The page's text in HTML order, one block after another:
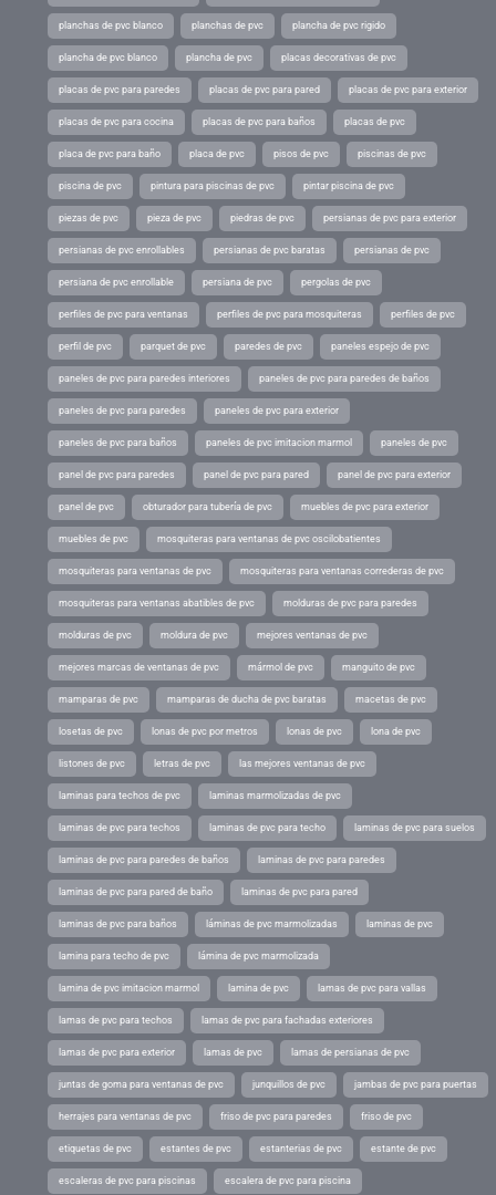
planchas de pvc blanco planchas de pvc plancha de pvc rigido
plancha de pvc blanco plancha de pvc placas decorativas de pvc
placas de pvc para paredes placas de pvc para pared placas de pvc para exterior
placas de pvc para cocina placas de pvc para baños placas de pvc
placa de pvc para baño placa de pvc pisos de pvc piscinas de pvc
piscina de pvc pintura para piscinas de pvc pintar piscina de pvc
piezas de pvc pieza de pvc piedras de pvc persianas de pvc para exterior
persianas de pvc enrollables persianas de pvc baratas persianas de pvc
persiana de pvc enrollable persiana de pvc pergolas de pvc
perfiles de pvc para ventanas perfiles de pvc para mosquiteras perfiles de pvc
perfil de pvc parquet de pvc paredes de pvc paneles espejo de pvc
paneles de pvc para paredes interiores paneles de pvc para paredes de baños
paneles de pvc para paredes paneles de pvc para exterior
paneles de pvc para baños paneles de pvc imitacion marmol paneles de pvc
panel de pvc para paredes panel de pvc para pared panel de pvc para exterior
panel de pvc obturador para tubería de pvc muebles de pvc para exterior
muebles de pvc mosquiteras para ventanas de pvc oscilobatientes
mosquiteras para ventanas de pvc mosquiteras para ventanas correderas de pvc
mosquiteras para ventanas abatibles de pvc molduras de pvc para paredes
molduras de pvc moldura de pvc mejores ventanas de pvc
mejores marcas de ventanas de pvc mármol de pvc manguito de pvc
mamparas de pvc mamparas de ducha de pvc baratas macetas de pvc
losetas de pvc lonas de pvc por metros lonas de pvc lona de pvc
listones de pvc letras de pvc las mejores ventanas de pvc
laminas para techos de pvc laminas marmolizadas de pvc
laminas de pvc para techos laminas de pvc para techo laminas de pvc para suelos
laminas de pvc para paredes de baños laminas de pvc para paredes
laminas de pvc para pared de baño laminas de pvc para pared
laminas de pvc para baños láminas de pvc marmolizadas laminas de pvc
lamina para techo de pvc lámina de pvc marmolizada
lamina de pvc imitacion marmol lamina de pvc lamas de pvc para vallas
lamas de pvc para techos lamas de pvc para fachadas exteriores
lamas de pvc para exterior lamas de pvc lamas de persianas de pvc
juntas de goma para ventanas de pvc junquillos de pvc jambas de pvc para puertas
herrajes para ventanas de pvc friso de pvc para paredes friso de pvc
etiquetas de pvc estantes de pvc estanterias de pvc estante de pvc
escaleras de pvc para piscinas escalera de pvc para piscina